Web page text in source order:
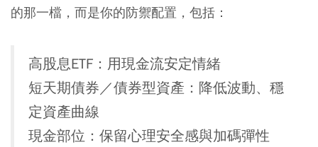
的那一檔，而是你的防禦配置，包括：
高股息ETF：用現金流安定情緒
短天期債券／債券型資產：降低波動、穩
定資產曲線
現金部位：保留心理安全感與加碼彈性